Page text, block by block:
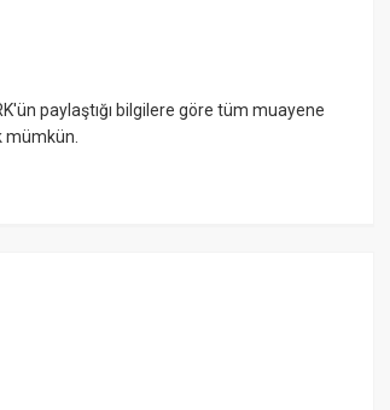
paylaştığı bilgilere göre tüm muayene
mümkün.